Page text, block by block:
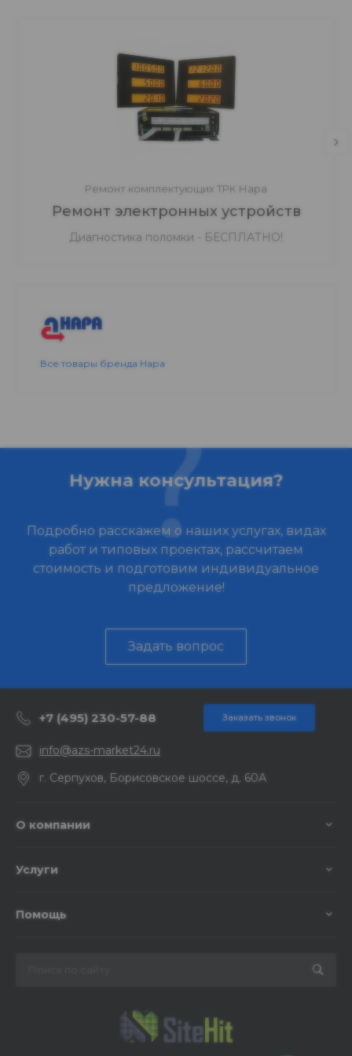
Ремонт комплектующих ТРК Нара
Ремонт электронных устройств
Диагностика поломки - БЕСПЛАТНО!
Все товары бренда Нара
Нужна консультация?
Подробно расскажем о наших услугах, видах
работ и типовых проектах, рассчитаем
стоимость и подготовим индивидуальное
предложение!
Задать вопрос
+7 (495) 230-57-88 Заказать звонок
info@azs-market24.ru
г. Серпухов, Борисовское шоссе, д. 60А
О компании
Услуги
Помощь